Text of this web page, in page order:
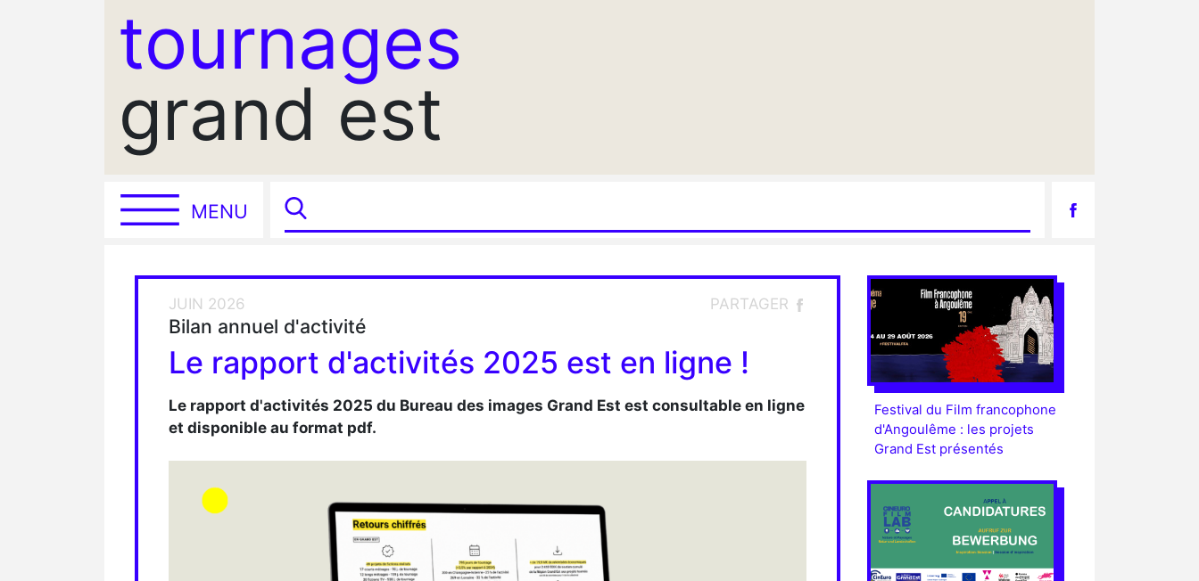
tournages
grand est
MENU
JUIN 2026 PARTAGER
Bilan annuel d'activité
Le rapport d'activités 2025 est en ligne !
Le rapport d'activités 2025 du Bureau des images Grand Est est consultable en ligne
et disponible au format pdf.
Festival du Film francophone
d'Angoulême : les projets
Grand Est présentés